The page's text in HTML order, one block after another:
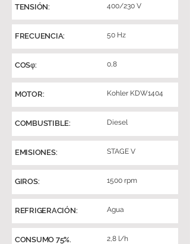
TENSIÓN: 400/230 V
FRECUENCIA: 50 Hz
COSφ: 0,8
MOTOR: Kohler KDW1404
COMBUSTIBLE: Diesel
EMISIONES: STAGE V
GIROS: 1500 rpm
REFRIGERACIÓN: Agua
CONSUMO 75%. 2,8 l/h